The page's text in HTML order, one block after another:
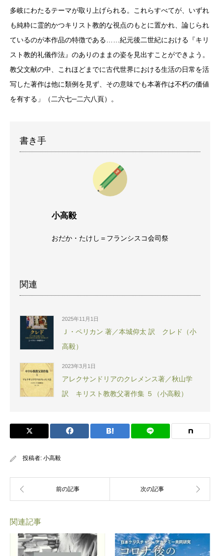
多岐にわたるテーマが取り上げられる。これらすべてが、いずれ
も純粋に霊的かつキリスト教的な視点のもとに置かれ、論じられ
ているのが本作品の特徴である……紀元後二世紀における『キリ
スト教的礼儀作法』のありのままの姿を見出すことができよう。
教父文献の中、これほどまでに古代世界における生活の日常を活
写した著作は他に類例を見ず、その意味でも本著作は不朽の価値
を有する」（二六七─二六八頁）。
書き手
小高毅
おだか・たけし＝フランシスコ会司祭
関連
2025年11月1日
Ｊ・ペリカン 著／本城仰太 訳 クレド（小
高毅）
2023年3月1日
アレクサンドリアのクレメンス著／秋山学
訳 キリスト教教父著作集 ５（小高毅）
投稿者: 小高毅
関連記事